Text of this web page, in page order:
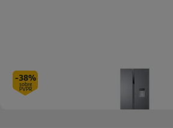
-38%
sobre
PVPR